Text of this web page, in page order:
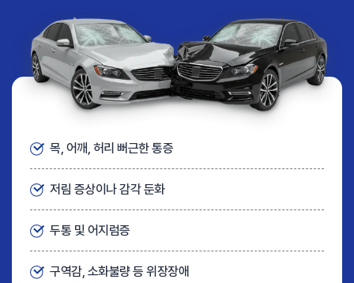
목, 어깨, 허리 뻐근한 통증
저림 증상이나 감각 둔화
두통 및 어지럼증
구역감, 소화불량 등 위장장애